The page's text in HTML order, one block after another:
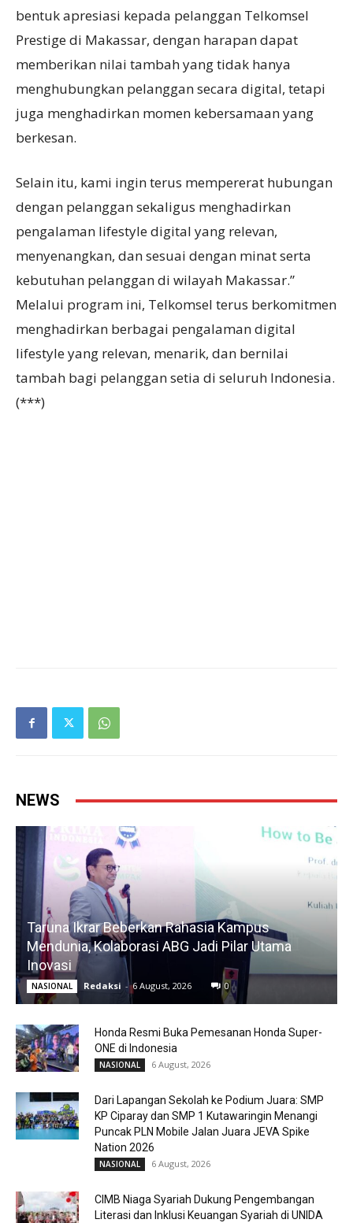
bentuk apresiasi kepada pelanggan Telkomsel
Prestige di Makassar, dengan harapan dapat
memberikan nilai tambah yang tidak hanya
menghubungkan pelanggan secara digital, tetapi
juga menghadirkan momen kebersamaan yang
berkesan.
Selain itu, kami ingin terus mempererat hubungan
dengan pelanggan sekaligus menghadirkan
pengalaman lifestyle digital yang relevan,
menyenangkan, dan sesuai dengan minat serta
kebutuhan pelanggan di wilayah Makassar.”
Melalui program ini, Telkomsel terus berkomitmen
menghadirkan berbagai pengalaman digital
lifestyle yang relevan, menarik, dan bernilai
tambah bagi pelanggan setia di seluruh Indonesia.
(***)
NEWS
Taruna Ikrar Beberkan Rahasia Kampus
Mendunia, Kolaborasi ABG Jadi Pilar Utama
Inovasi
NASIONAL Redaksi - 6 August, 2026 0
Honda Resmi Buka Pemesanan Honda Super-
ONE di Indonesia
NASIONAL 6 August, 2026
Dari Lapangan Sekolah ke Podium Juara: SMP
KP Ciparay dan SMP 1 Kutawaringin Menangi
Puncak PLN Mobile Jalan Juara JEVA Spike
Nation 2026
NASIONAL 6 August, 2026
CIMB Niaga Syariah Dukung Pengembangan
Literasi dan Inklusi Keuangan Syariah di UNIDA